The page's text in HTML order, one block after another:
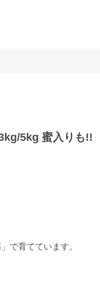
5kg 蜜入りも!!
で育てています。